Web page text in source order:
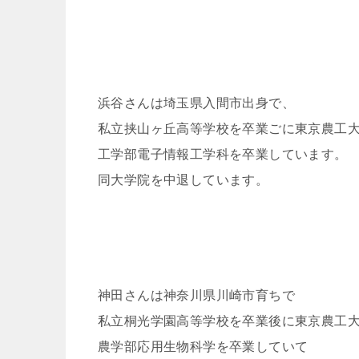
浜谷さんは埼玉県入間市出身で、
私立挟山ヶ丘高等学校を卒業ごに東京農工
工学部電子情報工学科を卒業しています。
同大学院を中退しています。
神田さんは神奈川県川崎市育ちで
私立桐光学園高等学校を卒業後に東京農工
農学部応用生物科学を卒業していて